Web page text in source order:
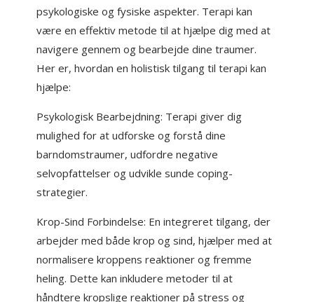
psykologiske og fysiske aspekter. Terapi kan
være en effektiv metode til at hjælpe dig med at
navigere gennem og bearbejde dine traumer.
Her er, hvordan en holistisk tilgang til terapi kan
hjælpe:
Psykologisk Bearbejdning: Terapi giver dig
mulighed for at udforske og forstå dine
barndomstraumer, udfordre negative
selvopfattelser og udvikle sunde coping-
strategier.
Krop-Sind Forbindelse: En integreret tilgang, der
arbejder med både krop og sind, hjælper med at
normalisere kroppens reaktioner og fremme
heling. Dette kan inkludere metoder til at
håndtere kropslige reaktioner på stress og